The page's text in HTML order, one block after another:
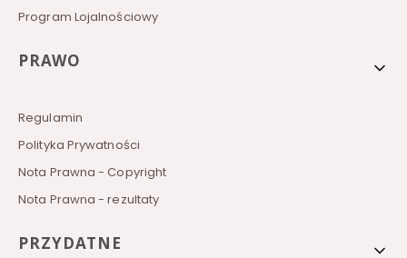
Program Lojalnościowy
PRAWO
Regulamin
Polityka Prywatności
Nota Prawna - Copyright
Nota Prawna - rezultaty
PRZYDATNE